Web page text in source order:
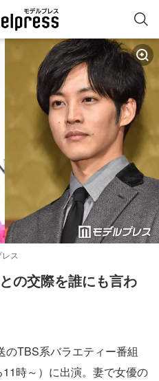
ス
の交際を誰にも言わ
のTBS系バラエティー番組
11時～）に出演。妻で女優の